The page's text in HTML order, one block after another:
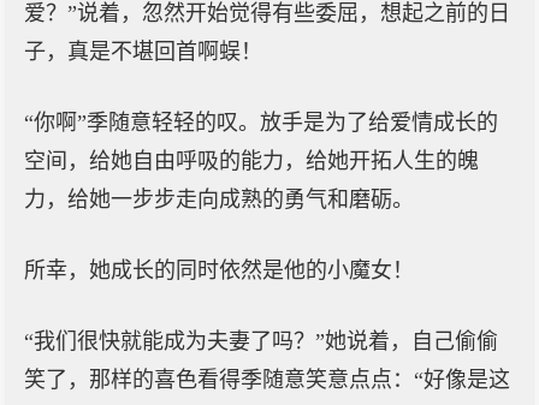
爱？”说着，忽然开始觉得有些委屈，想起之前的日
子，真是不堪回首啊蜈！
“你啊”季随意轻轻的叹。放手是为了给爱情成长的
空间，给她自由呼吸的能力，给她开拓人生的魄
力，给她一步步走向成熟的勇气和磨砺。
所幸，她成长的同时依然是他的小魔女！
“我们很快就能成为夫妻了吗？”她说着，自己偷偷
笑了，那样的喜色看得季随意笑意点点：“好像是这